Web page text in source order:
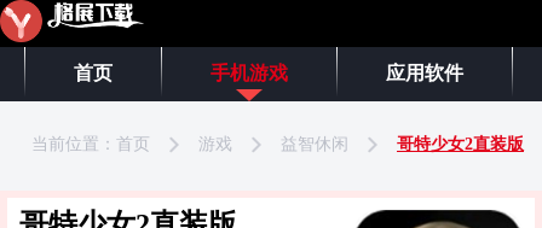
首页 手机游戏 应用软件
当前位置： 首页 游戏 益智休闲 哥特少女2直装版